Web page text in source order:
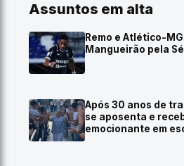
Assuntos em alta
Remo e Atlético-
Mangueirão pela
Após 30 anos de
se aposenta e
emocionante em